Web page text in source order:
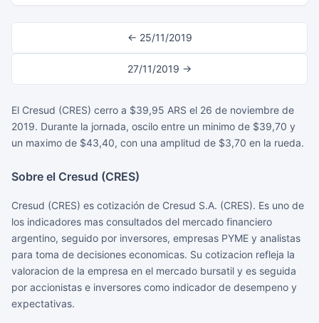
← 25/11/2019
27/11/2019 →
El Cresud (CRES) cerro a $39,95 ARS el 26 de noviembre de
2019. Durante la jornada, oscilo entre un minimo de $39,70 y
un maximo de $43,40, con una amplitud de $3,70 en la rueda.
Sobre el Cresud (CRES)
Cresud (CRES) es cotización de Cresud S.A. (CRES). Es uno de
los indicadores mas consultados del mercado financiero
argentino, seguido por inversores, empresas PYME y analistas
para toma de decisiones economicas. Su cotizacion refleja la
valoracion de la empresa en el mercado bursatil y es seguida
por accionistas e inversores como indicador de desempeno y
expectativas.